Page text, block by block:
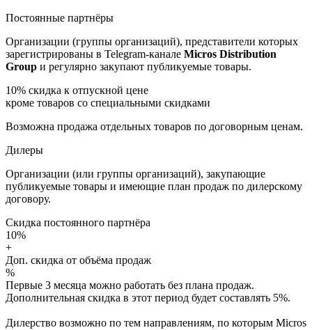
Постоянные партнёры
Организации (группы организаций), представители которых
зарегистрированы в Telegram-канале Micros Distribution
Group и регулярно закупают публикуемые товары.
10% скидка к отпускной цене
кроме товаров со специальными скидками
Возможна продажа отдельных товаров по договорным ценам.
Дилеры
Организации (или группы организаций), закупающие
публикуемые товары и имеющие план продаж по дилерскому
договору.
Скидка постоянного партнёра
10%
+
Доп. скидка от объёма продаж
%
Первые 3 месяца можно работать без плана продаж.
Дополнительная скидка в этот период будет составлять 5%.
Дилерство возможно по тем направлениям, по которым Micros